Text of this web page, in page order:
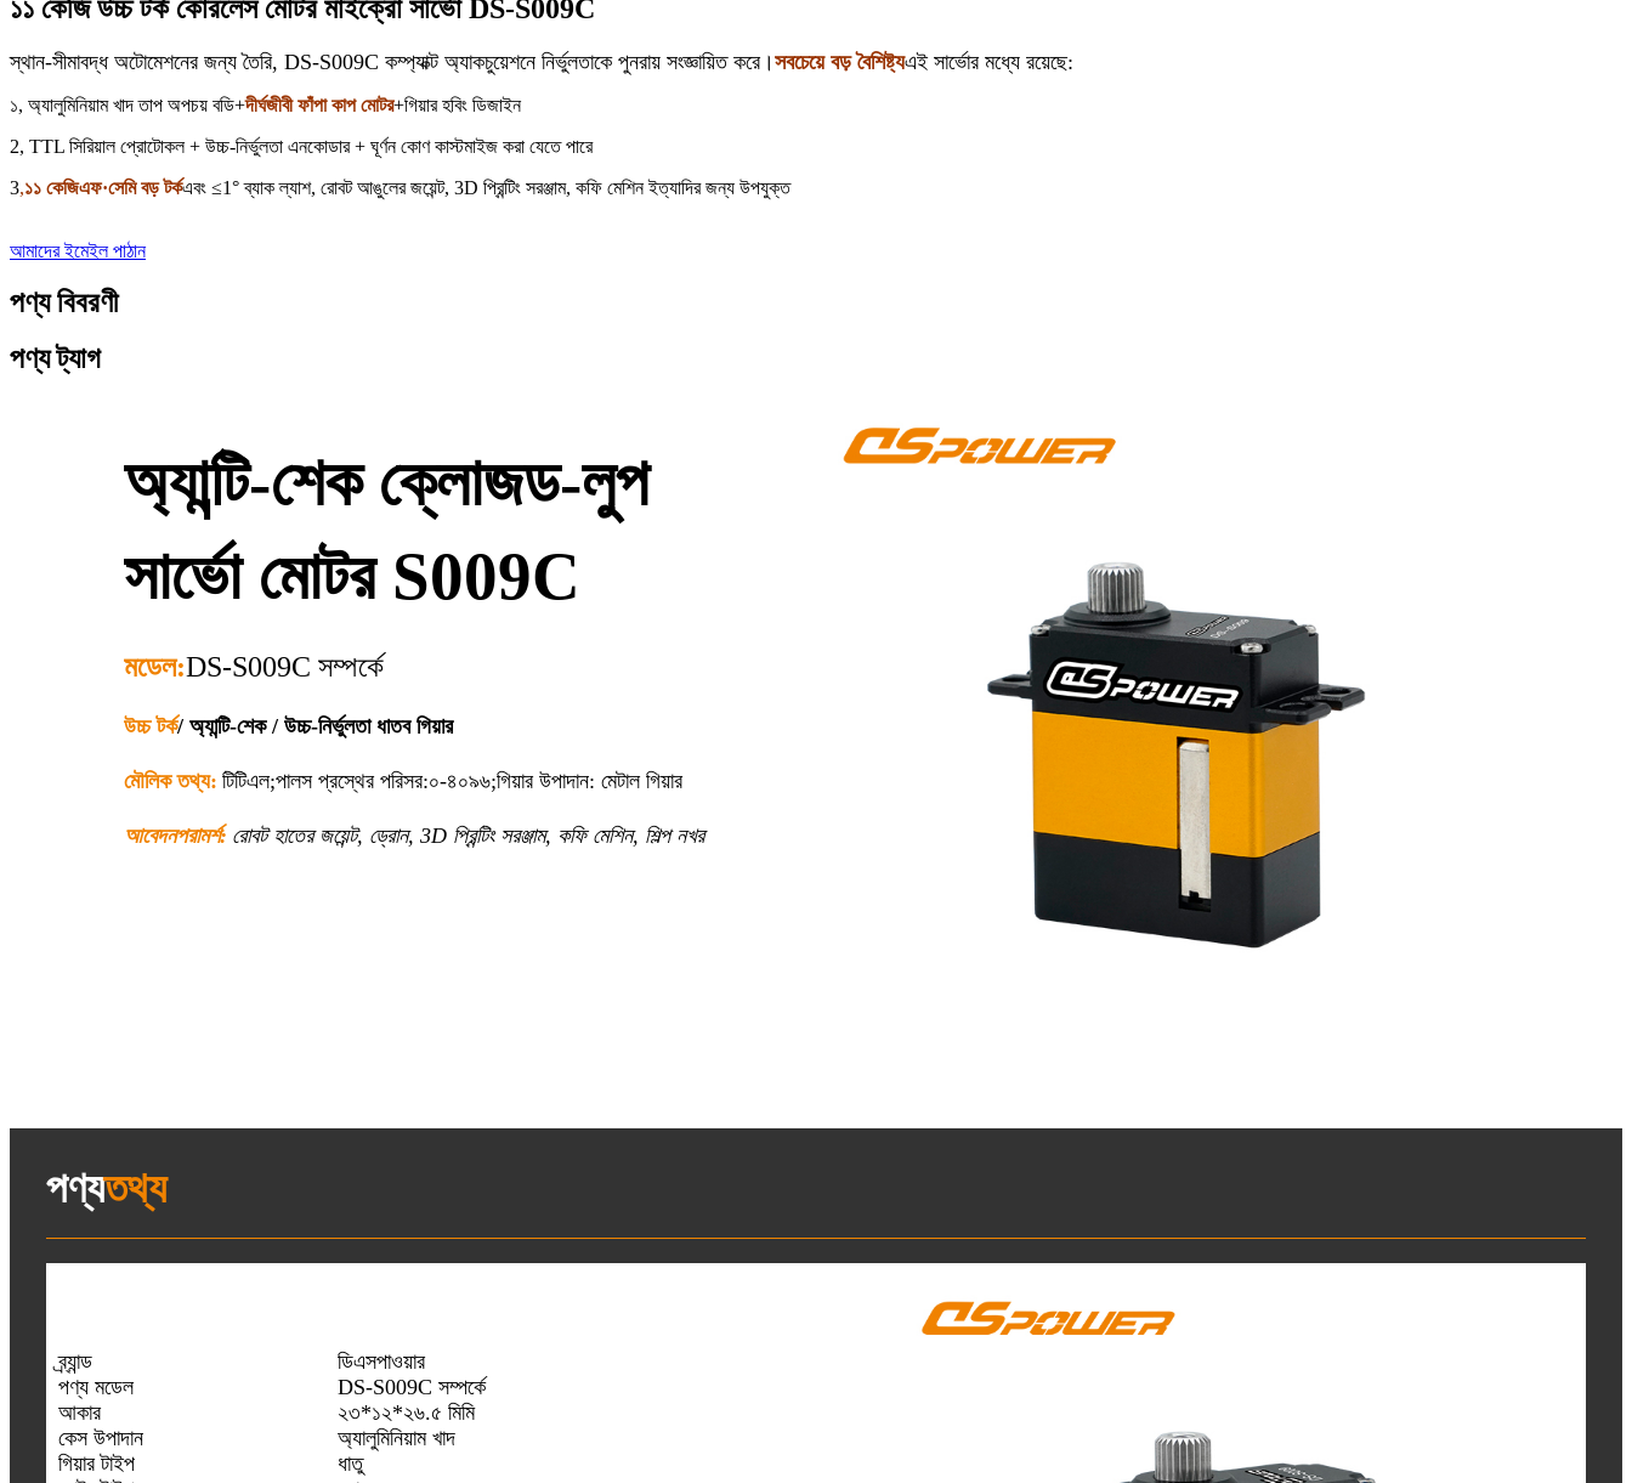
১১ কেজি উচ্চ টর্ক কোরলেস মোটর মাইক্রো সার্ভো DS-S009C
স্থান-সীমাবদ্ধ অটোমেশনের জন্য তৈরি, DS-S009C কম্প্যাক্ট অ্যাকচুয়েশনে নির্ভুলতাকে পুনরায় সংজ্ঞায়িত করে। সবচেয়ে বড় বৈশিষ্ট্যএই সার্ভোর মধ্যে রয়েছে:
১, অ্যালুমিনিয়াম খাদ তাপ অপচয় বডি+দীর্ঘজীবী ফাঁপা কাপ মোটর+গিয়ার হবিং ডিজাইন
2, TTL সিরিয়াল প্রোটোকল + উচ্চ-নির্ভুলতা এনকোডার + ঘূর্ণন কোণ কাস্টমাইজ করা যেতে পারে
3,১১ কেজিএফ·সেমি বড় টর্কএবং ≤1° ব্যাক ল্যাশ, রোবট আঙুলের জয়েন্ট, 3D প্রিন্টিং সরঞ্জাম, কফি মেশিন ইত্যাদির জন্য উপযুক্ত
আমাদের ইমেইল পাঠান
পণ্য বিবরণী
পণ্য ট্যাগ
অ্যান্টি-শেক ক্লোজড-লুপ
সার্ভো মোটর S009C
মডেল:DS-S009C সম্পর্কে
উচ্চ টর্ক/ অ্যান্টি-শেক / উচ্চ-নির্ভুলতা ধাতব গিয়ার
মৌলিক তথ্য: টিটিএল;পালস প্রস্থের পরিসর:০-৪০৯৬;গিয়ার উপাদান: মেটাল গিয়ার
আবেদনপরামর্শ: রোবট হাতের জয়েন্ট, ড্রোন, 3D প্রিন্টিং সরঞ্জাম, কফি মেশিন, শিল্প নখর
পণ্যতথ্য
ব্র্যান্ড
ডিএসপাওয়ার
পণ্য মডেল
DS-S009C সম্পর্কে
আকার
২৩*১২*২৬.৫ মিমি
কেস উপাদান
অ্যালুমিনিয়াম খাদ
গিয়ার টাইপ
ধাতু